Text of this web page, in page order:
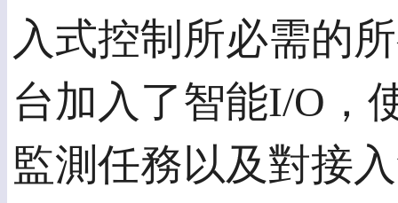
入式控制所必需的
台加入了智能I/O，
監測任務以及對接